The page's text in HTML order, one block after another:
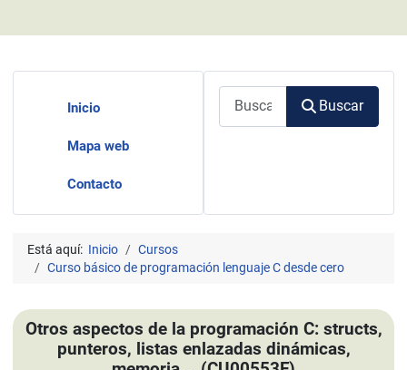
Inicio
Mapa web
Contacto
Buscar
Está aquí: Inicio
Cursos
Curso básico de programación lenguaje C desde cero
Otros aspectos de la programación C: structs,
punteros, listas enlazadas dinámicas,